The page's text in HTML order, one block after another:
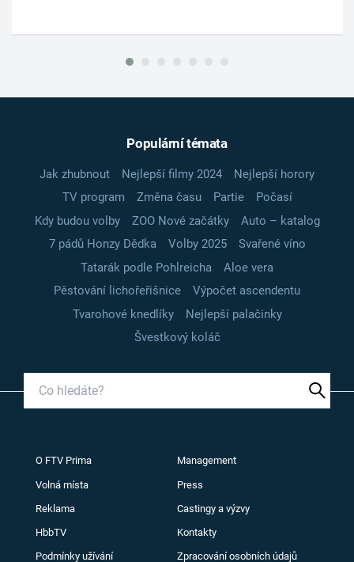
Populární témata
Jak zhubnout Nejlepší filmy 2024
Nejlepší horory
TV program
Změna času Partie
Počasí
Kdy budou volby
ZOO Nové začátky
Auto – katalog
7 pádů Honzy Dědka
Volby 2025
Svařené víno
Tatarák podle Pohlreicha
Aloe vera
Pěstování lichořeřišnice
Výpočet ascendentu
Tvarohové knedlíky
Nejlepší palačinky
Švestkový koláč
O FTV Prima Management
Volná místa Press
Reklama Castingy a výzvy
HbbTV Kontakty
Podmínky užívání Zpracování osobních údajů